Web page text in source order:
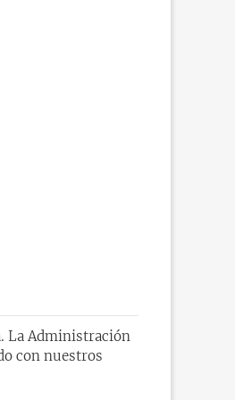
La Administración
con nuestros